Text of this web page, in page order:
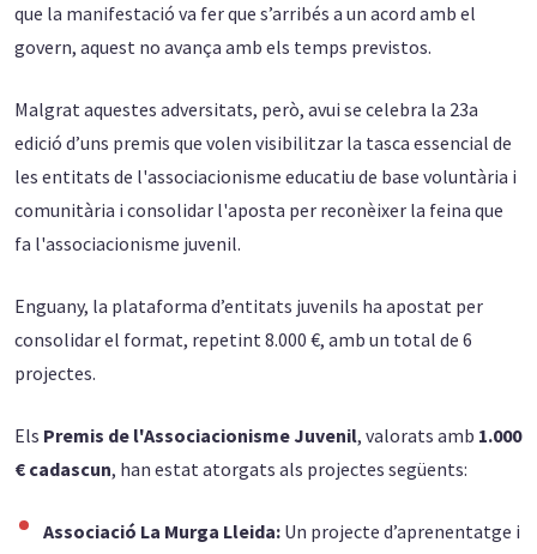
que la manifestació va fer que s’arribés a un acord amb el
govern, aquest no avança amb els temps previstos.
Malgrat aquestes adversitats, però, avui se celebra la 23a
edició d’uns premis que volen visibilitzar la tasca essencial de
les entitats de l'associacionisme educatiu de base voluntària i
comunitària i consolidar l'aposta per reconèixer la feina que
fa l'associacionisme juvenil.
Enguany, la plataforma d’entitats juvenils ha apostat per
consolidar el format, repetint 8.000 €, amb un total de 6
projectes.
Els Premis de l'Associacionisme Juvenil, valorats amb 1.000
€ cadascun, han estat atorgats als projectes següents:
Associació La Murga Lleida: Un projecte d’aprenentatge i